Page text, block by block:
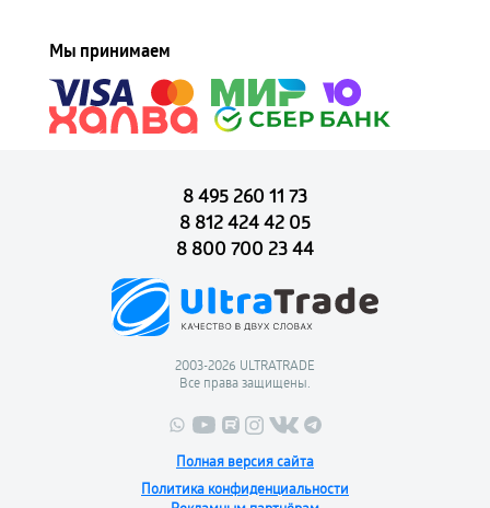
Мы принимаем
8 495 260 11 73
8 812 424 42 05
8 800 700 23 44
2003-2026 ULTRATRADE
Все права защищены.
Полная версия сайта
Политика конфиденциальности